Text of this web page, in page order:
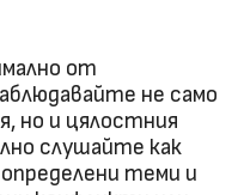
от
не само
но и цялостния
слушайте как
теми и